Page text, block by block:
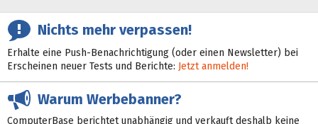
Nichts mehr verpassen!
Erhalte eine Push-Benachrichtigung (oder einen Newsletter) bei
Erscheinen neuer Tests und Berichte: Jetzt anmelden!
Warum Werbebanner?
ComputerBase berichtet unabhängig und verkauft deshalb keine